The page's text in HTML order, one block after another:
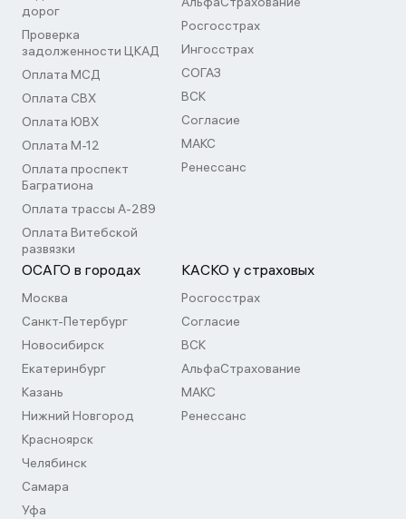
дорог
Проверка
задолженности ЦКАД
Оплата МСД
Оплата СВХ
Оплата ЮВХ
Оплата М-12
Оплата проспект
Багратиона
Оплата трассы А-289
Оплата Витебской
развязки
Росгосстрах
Ингосстрах
СОГАЗ
ВСК
Согласие
МАКС
Ренессанс
ОСАГО в городах
Москва
Санкт-Петербург
Новосибирск
Екатеринбург
Казань
Нижний Новгород
Красноярск
Челябинск
Самара
Уфа
КАСКО у страховых
Росгосстрах
Согласие
ВСК
АльфаСтрахование
МАКС
Ренессанс